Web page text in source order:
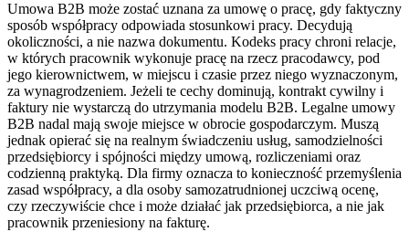
Umowa B2B może zostać uznana za umowę o pracę, gdy faktyczny
sposób współpracy odpowiada stosunkowi pracy. Decydują
okoliczności, a nie nazwa dokumentu. Kodeks pracy chroni relacje,
w których pracownik wykonuje pracę na rzecz pracodawcy, pod
jego kierownictwem, w miejscu i czasie przez niego wyznaczonym,
za wynagrodzeniem. Jeżeli te cechy dominują, kontrakt cywilny i
faktury nie wystarczą do utrzymania modelu B2B. Legalne umowy
B2B nadal mają swoje miejsce w obrocie gospodarczym. Muszą
jednak opierać się na realnym świadczeniu usług, samodzielności
przedsiębiorcy i spójności między umową, rozliczeniami oraz
codzienną praktyką. Dla firmy oznacza to konieczność przemyślenia
zasad współpracy, a dla osoby samozatrudnionej uczciwą ocenę,
czy rzeczywiście chce i może działać jak przedsiębiorca, a nie jak
pracownik przeniesiony na fakturę.